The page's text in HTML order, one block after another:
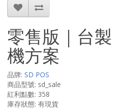
零售版｜台
機方案
品牌: SD POS
商品型號: sd_sale
紅利點數: 358
庫存狀態: 有現貨